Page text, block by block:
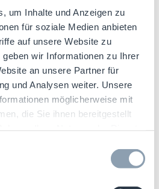
um Inhalte und Anzeigen zu
für soziale Medien anbieten
auf unsere Website zu
wir Informationen zu Ihrer
an unsere Partner für
und Analysen weiter. Unsere
möglicherweise mit
die Sie ihnen bereitgestellt
den Experten
kann die
jetzt in wenigen Minuten
von bis zu 99 %* in